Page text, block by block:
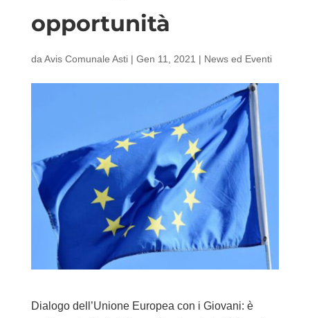
opportunità
da Avis Comunale Asti| Gen 11, 2021 | News ed Eventi
Dialogo dell’Unione Europea con i Giovani: è